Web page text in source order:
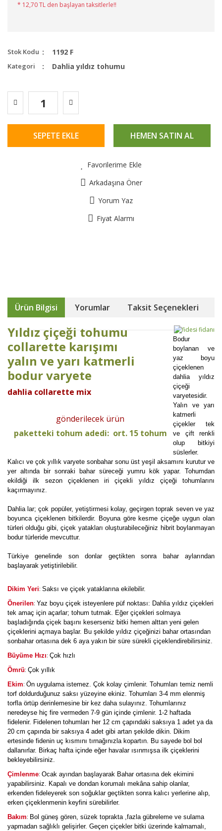
* 12,70 TL den başlayan taksitlerle!!
Stok Kodu 1192 F
Kategori Dahlia yıldız tohumu
SEPETE EKLE HEMEN SATIN AL
Favorilerime Ekle
Arkadaşına Öner
Yorum Yaz
Fiyat Alarmı
Ürün Bilgisi Yorumlar Taksit Seçenekleri
Yıldız çiçeği tohumu
collarette karışımı
yalın ve yarı katmerli
bodur varyete
dahlia collarette mix
gönderilecek ürün
paketteki tohum adedi: ort. 15 tohum
Bodur
boylanan ve
yaz boyu
çiçeklenen
dahlia yıldız
çiçeği
varyetesidir.
Yalın ve yarı
katmerli
çiçekler tek
ve çift renkli
olup bitkiyi
süslerler.
Kalıcı ve çok yıllık varyete sonbahar sonu üst yeşil aksamını kurutur ve
yer altında bir sonraki bahar süreceği yumru kök yapar. Tohumdan
ekildiği ilk sezon çiçeklenen iri çiçekli yıldız çiçeği tohumlarını
kaçırmayınız.
Dahlia lar; çok popüler, yetiştirmesi kolay, geçirgen toprak seven ve yaz
boyunca çiçeklenen bitkilerdir. Boyuna göre kesme çiçeğe uygun olan
türleri olduğu gibi, çiçek yatakları oluşturabileceğiniz hibrit boylanmayan
bodur türleride mevcuttur.
Türkiye genelinde son donlar geçtikten sonra bahar aylarından
başlayarak yetiştirilebilir.
Dikim Yeri: Saksı ve çiçek yataklarına ekilebilir.
Önerilen: Yaz boyu çiçek isteyenlere püf noktası: Dahlia yıldız çiçekleri
tek amaç için açarlar; tohum tutmak. Eğer çiçekleri solmaya
başladığında çiçek başını keserseniz bitki hemen alttan yeni gelen
çiçeklerini açmaya başlar. Bu şekilde yıldız çiçeğinizi bahar ortasından
sonbahar ortasına dek 6 aya yakın bir süre sürekli çiçeklendirebilirsiniz.
Büyüme Hızı: Çok hızlı
Ömrü: Çok yıllık
Ekim: Ön uygulama istemez. Çok kolay çimlenir. Tohumları temiz nemli
torf doldurduğunuz saksı yüzeyine ekiniz. Tohumları 3-4 mm elenmiş
torfla örtüp derinlemesine bir kez daha sulayınız. Tohumlarınız
neredeyse hiç fire vermeden 7-9 gün içinde çimlenir. 1-2 haftada
fidelenir. Fidelenen tohumları her 12 cm çapındaki saksıya 1 adet ya da
20 cm çapında bir saksıya 4 adet gibi artan şekilde dikin. Dikim
ertesinde fidenin uç kısmını tırnağınızla kopartın. Bu sayede bol bol
dallanırlar. Birkaç hafta içinde eğer havalar ısınmışsa ilk çiçeklerini
bekleyebilirsiniz.
Çimlenme: Ocak ayından başlayarak Bahar ortasına dek ekimini
yapabilirsiniz. Kapalı ve dondan korumalı mekâna sahip olanlar,
erkenden fideleyerek son soğuklar geçtikten sonra kalıcı yerlerine alıp,
erken çiçeklenmenin keyfini sürebilirler.
Bakım: Bol güneş gören, süzek toprakta ,fazla gübreleme ve sulama
yapmadan sağlıklı gelişirler. Geçen çiçekler bitki üzerinde kalmamalı,